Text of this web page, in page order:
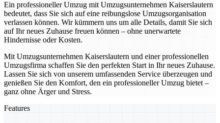
Ein professioneller Umzug mit Umzugsunternehmen Kaiserslautern
bedeutet, dass Sie sich auf eine reibungslose Umzugsorganisation
verlassen können. Wir kümmern uns um alle Details, damit Sie sich
auf Ihr neues Zuhause freuen können – ohne unerwartete
Hindernisse oder Kosten.
Mit Umzugsunternehmen Kaiserslautern und einer professionellen
Umzugsfirma schaffen Sie den perfekten Start in Ihr neues Zuhause.
Lassen Sie sich von unserem umfassenden Service überzeugen und
genießen Sie den Komfort, den ein professioneller Umzug bietet –
ganz ohne Ärger und Stress.
Features